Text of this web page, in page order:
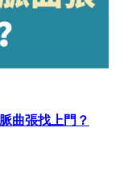
曲張找上門？